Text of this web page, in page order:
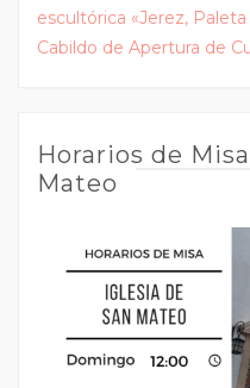
escultórica «Jerez, Paleta
Cabildo de Apertura de
Horarios de
Mateo